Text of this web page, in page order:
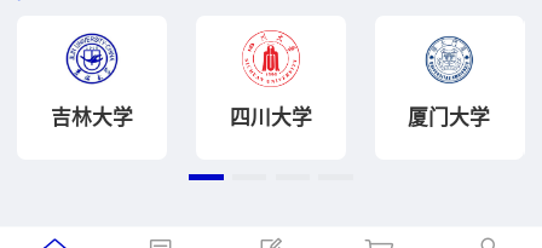
吉林大学 四川大学 厦门大学